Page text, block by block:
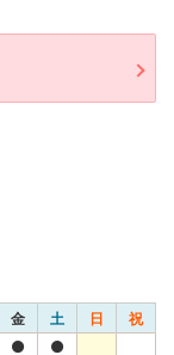
金 土 日 祝